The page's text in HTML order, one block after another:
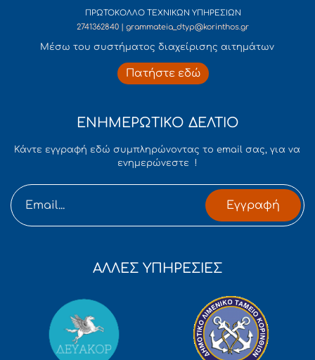
ΠΡΩΤΟΚΟΛΛΟ ΤΕΧΝΙΚΩΝ ΥΠΗΡΕΣΙΩΝ
2741362840 | grammateia_dtyp@korinthos.gr
Mέσω του συστήματος διαχείρισης αιτημάτων
Πατήστε εδώ
ΕΝΗΜΕΡΩΤΙΚΟ ΔΕΛΤΙΟ
Κάντε εγγραφή εδώ συμπληρώνοντας το email σας, για να
ενημερώνεστε !
Εγγραφή
ΑΛΛΕΣ ΥΠΗΡΕΣΙΕΣ